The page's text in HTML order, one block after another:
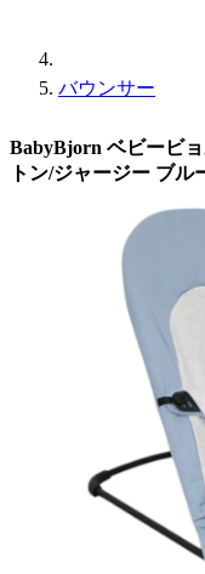
バウンサー
BabyBjorn ベビービ
トン/ジャージー ブル